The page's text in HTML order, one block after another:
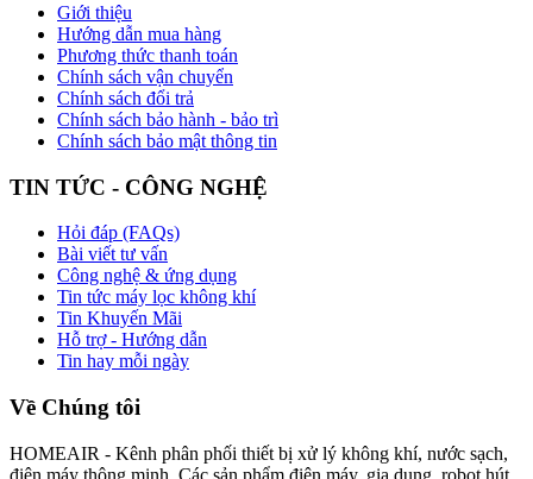
Giới thiệu
Hướng dẫn mua hàng
Phương thức thanh toán
Chính sách vận chuyển
Chính sách đổi trả
Chính sách bảo hành - bảo trì
Chính sách bảo mật thông tin
TIN TỨC - CÔNG NGHỆ
Hỏi đáp (FAQs)
Bài viết tư vấn
Công nghệ & ứng dụng
Tin tức máy lọc không khí
Tin Khuyến Mãi
Hỗ trợ - Hướng dẫn
Tin hay mỗi ngày
Về Chúng tôi
HOMEAIR - Kênh phân phối thiết bị xử lý không khí, nước sạch,
điện máy thông minh. Các sản phẩm điện máy, gia dụng, robot hút